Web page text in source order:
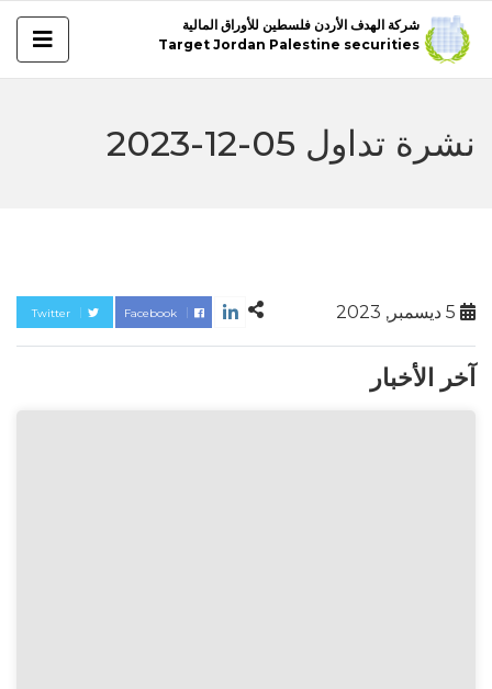
شركة الهدف الأردن فلسطين للأوراق المالية
Target Jordan Palestine securities
نشرة تداول 05-12-2023
Twitter Facebook
آخر الأخبار